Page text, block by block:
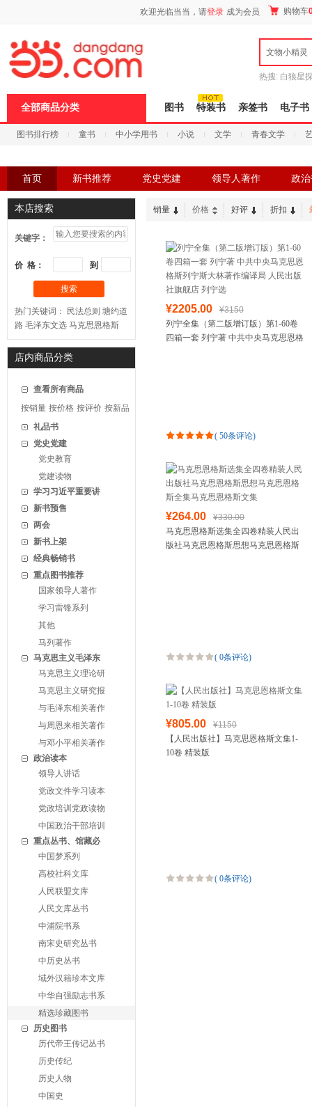
欢迎光临当当，请登录 成为会员 购物车
文物小精灵
热搜: 白狼星
全部商品分类 图书 特装书 亲签书 电子书
图书排行榜 童书 中小学用书 小说 文学 青春文学
首页 新书推荐 党史党建 领导人著作 政
服务保障
本店搜索
关键字：
价 格： 到
搜索
热门关键词： 民法总则 塘约道
路 毛泽东文选 马克思恩格斯
店内商品分类
查看所有商品
按销量 按价格 按评价 按新品
礼品书
党史党建
党史教育
党建读物
学习习近平重要讲
新书预售
两会
新书上架
经典畅销书
重点图书推荐
国家领导人著作
学习雷锋系列
其他
马列著作
马克思主义毛泽东
马克思主义理论研
马克思主义研究报
与毛泽东相关著作
与周恩来相关著作
与邓小平相关著作
政治读本
领导人讲话
党政文件学习读本
党政培训党政读物
中国政治干部培训
重点丛书、馆藏必
中国梦系列
高校社科文库
人民联盟文库
人民文库丛书
中浦院书系
南宋史研究丛书
中历史丛书
域外汉籍珍本文库
中华自强励志书系
精选珍藏图书
历史图书
历代帝王传记丛书
历史传纪
历史人物
中国史
销量 价格 好评 折扣
¥2205.00
¥3150
列宁全集（第二版增订版）第1-60卷
四箱一套 列宁著 中共中央马克思恩格
( 50条评论)
¥264.00
¥330.00
马克思恩格斯选集全四卷精装人民出
版社马克思恩格斯思想马克思恩格斯
( 0条评论)
¥805.00
¥1150
【人民出版社】马克思恩格斯文集1-
10卷 精装版
( 0条评论)
页
浪
打